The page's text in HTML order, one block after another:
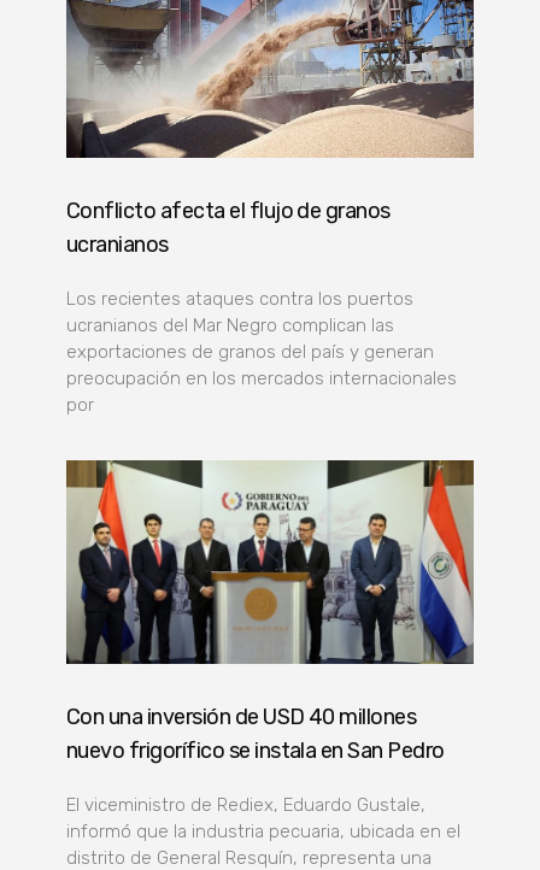
Conflicto afecta el flujo de granos
ucranianos
Los recientes ataques contra los puertos
ucranianos del Mar Negro complican las
exportaciones de granos del país y generan
preocupación en los mercados internacionales
por
Con una inversión de USD 40 millones
nuevo frigorífico se instala en San Pedro
El viceministro de Rediex, Eduardo Gustale,
informó que la industria pecuaria, ubicada en el
distrito de General Resquín, representa una